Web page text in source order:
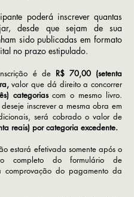
poderá inscrever quantas
desde que sejam de sua
sido publicadas em formato
no prazo estipulado.
é deR$ 70,00 (setenta
valor que dá direito a concorrer
categoriascom o mesmo livro.
inscrever a mesma obra em
será cobrado o valor de
reais) por categoria excedente.
estará efetivada somente após o
completo do formulário de
comprovação do pagamento da